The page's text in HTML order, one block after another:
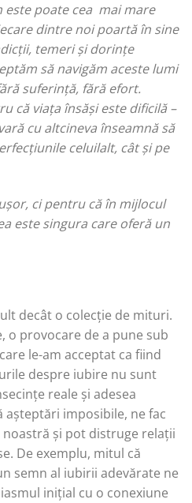
poate cea mai mare
dintre noi poartă în sine
temeri și dorințe
să navigăm aceste lumi
suferință, fără efort.
că viața însăși este dificilă –
cu altcineva înseamnă să
celuilalt, cât și pe
ci pentru că în mijlocul
este singura care oferă un
decât o colecție de mituri.
o provocare de a pune sub
le-am acceptat ca fiind
despre iubire nu sunt
reale și adesea
așteptări imposibile, ne fac
și pot distruge relații
De exemplu, mitul că
semn al iubirii adevărate ne
inițial cu o conexiune